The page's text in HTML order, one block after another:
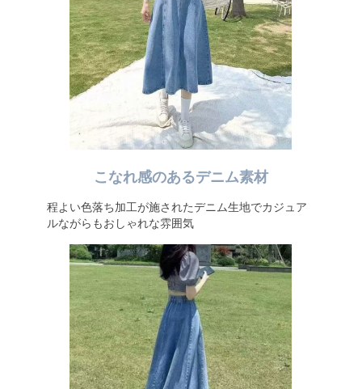
こなれ感のあるデニム素材
程よい色落ち加工が施されたデニム生地でカジュア
ルながらもおしゃれな雰囲気